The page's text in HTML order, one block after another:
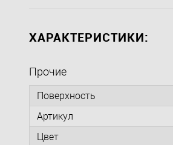
ХАРАКТЕРИСТИКИ:
Прочие
Поверхность
Артикул
Цвет